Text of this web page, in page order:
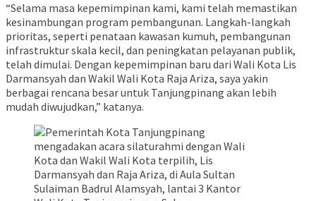
“Selama masa kepemimpinan kami, kami telah memastikan
kesinambungan program pembangunan. Langkah-langkah
prioritas, seperti penataan kawasan kumuh, pembangunan
infrastruktur skala kecil, dan peningkatan pelayanan publik,
telah dimulai. Dengan kepemimpinan baru dari Wali Kota Lis
Darmansyah dan Wakil Wali Kota Raja Ariza, saya yakin
berbagai rencana besar untuk Tanjungpinang akan lebih
mudah diwujudkan,” katanya.